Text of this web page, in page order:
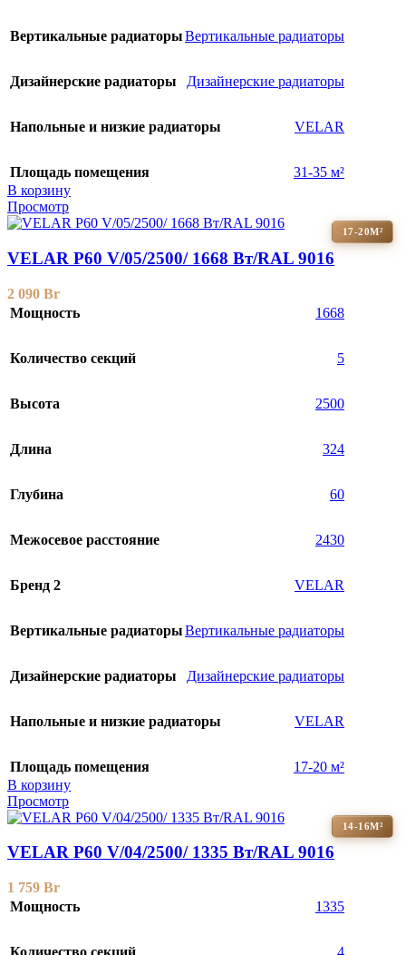
Вертикальные радиаторыВертикальные радиаторы
Дизайнерские радиаторы Дизайнерские радиаторы
Напольные и низкие радиаторы VELAR
Площадь помещения
31-35 м²
В корзину
Просмотр
17-20М²
VELAR P60 V/05/2500/ 1668 Bт/RAL 9016
2 090 Br
Мощность
1668
Количество секций 5
Высота 2500
Длина 324
Глубина 60
Межосевое расстояние 2430
Бренд 2 VELAR
Вертикальные радиаторыВертикальные радиаторы
Дизайнерские радиаторы Дизайнерские радиаторы
Напольные и низкие радиаторы VELAR
Площадь помещения
17-20 м²
В корзину
Просмотр
14-16М²
VELAR P60 V/04/2500/ 1335 Bт/RAL 9016
1 759 Br
Мощность
1335